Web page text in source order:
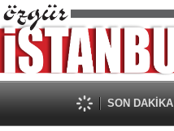
SON DAKİKA